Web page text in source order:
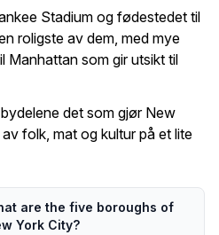
Stadium og fødestedet til
roligste av dem, med mye
Manhattan som gir utsikt til
det som gjør New
folk, mat og kultur på et lite
are the five boroughs of
York City?